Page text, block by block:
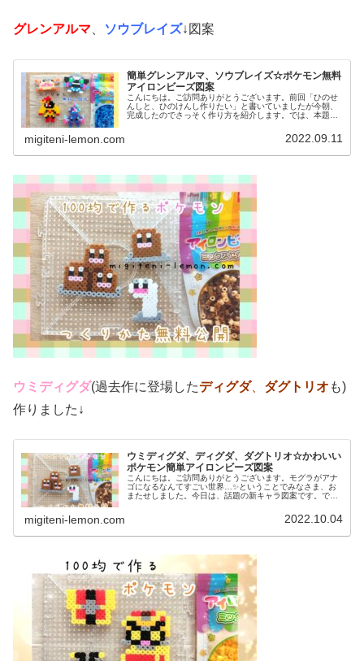
グレンアルマ ソウブレイズ↓図案
簡単グレンアルマ、ソウブレイズ☆ポケモン無料
アイロンビーズ図案
こんにちは。ご訪問ありがとうございます。前回「ひのせ
んしと、ひのけんし作りたい」と書いていましたが今朝、
完成したのでさっそく作り方を紹介します。では、本題へ↓
migiteni-lemon.com 2022.09.11
ウミディグダ(過去作に登場したディグダ、 ダグトリオ も)
作りました↓
ウミディグダ、ディグダ、ダグトリオ☆かわいい
ポケモン簡単アイロンビーズ図案
こんにちは。ご訪問ありがとうございます。モグラがアナ
ゴになるなんてすごい世界…✨ということでみなさま、お
またせしました。今日は、話題の新キャラ図案です。で
migiteni-lemon.com 2022.10.04